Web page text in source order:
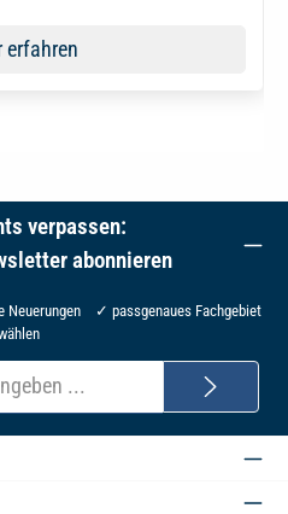
erfahren
verpassen:
abonnieren
✓ passgenaues Fachgebiet